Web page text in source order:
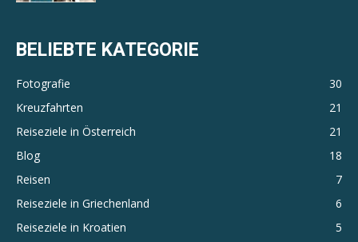
BELIEBTE KATEGORIE
Fotografie
30
Kreuzfahrten
21
Reiseziele in Österreich
21
Blog
18
Reisen
7
Reiseziele in Griechenland
6
Reiseziele in Kroatien
5